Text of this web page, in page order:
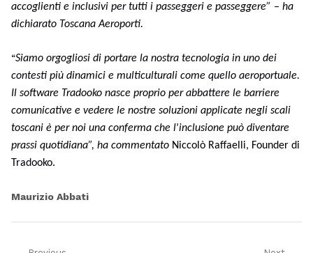
accoglienti e inclusivi per tutti i passeggeri e passeggere” – ha
dichiarato Toscana Aeroporti.
“Siamo orgogliosi di portare la nostra tecnologia in uno dei
contesti più dinamici e multiculturali come quello aeroportuale.
Il software Tradooko nasce proprio per abbattere le barriere
comunicative e vedere le nostre soluzioni applicate negli scali
toscani è per noi una conferma che l’inclusione può diventare
prassi quotidiana”, ha commentatoNiccolò Raffaelli, Founder di
Tradooko.
Maurizio Abbati